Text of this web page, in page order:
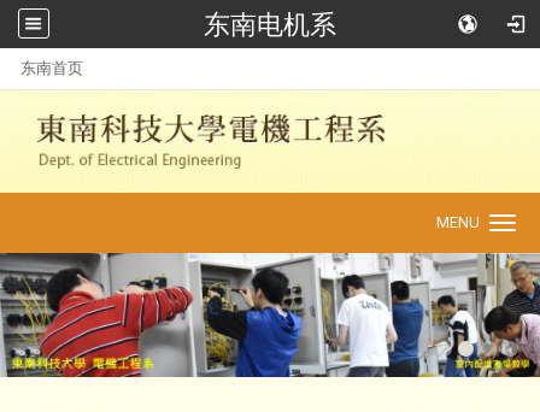
东南电机系
东南首页
navigation
MENU